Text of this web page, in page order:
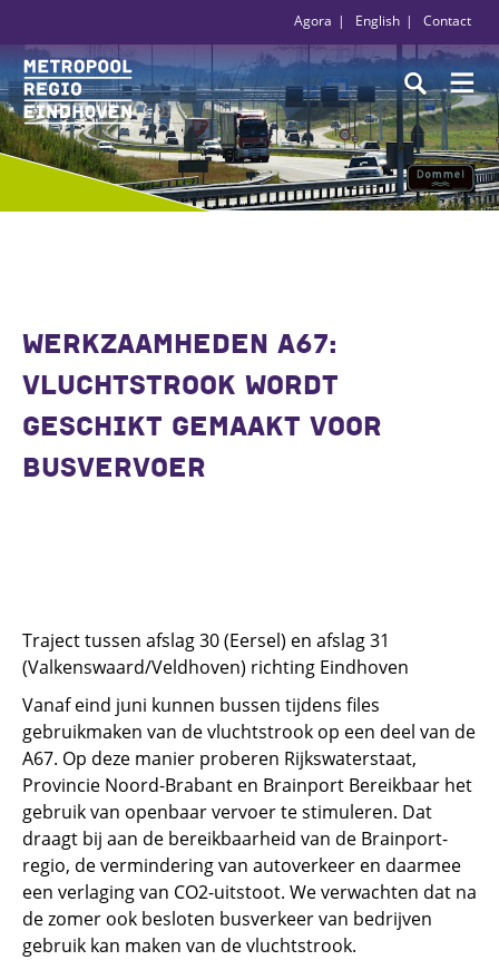
Agora English Contact
WERKZAAMHEDEN A67:
VLUCHTSTROOK WORDT
GESCHIKT GEMAAKT VOOR
BUSVERVOER
Traject tussen afslag 30 (Eersel) en afslag 31
(Valkenswaard/Veldhoven) richting Eindhoven
Vanaf eind juni kunnen bussen tijdens files
gebruikmaken van de vluchtstrook op een deel van de
A67. Op deze manier proberen Rijkswaterstaat,
Provincie Noord-Brabant en Brainport Bereikbaar het
gebruik van openbaar vervoer te stimuleren. Dat
draagt bij aan de bereikbaarheid van de Brainport-
regio, de vermindering van autoverkeer en daarmee
een verlaging van CO2-uitstoot. We verwachten dat na
de zomer ook besloten busverkeer van bedrijven
gebruik kan maken van de vluchtstrook.